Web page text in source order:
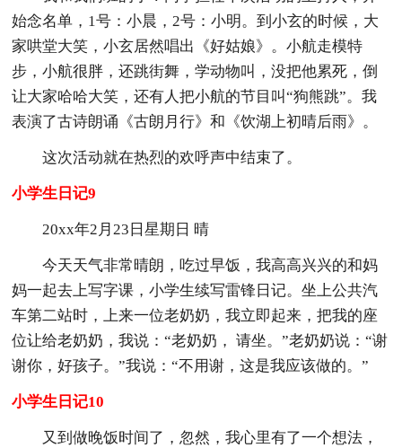
始念名单，1号：小晨，2号：小明。到小玄的时候，大
家哄堂大笑，小玄居然唱出《好姑娘》。小航走模特
步，小航很胖，还跳街舞，学动物叫，没把他累死，倒
让大家哈哈大笑，还有人把小航的节目叫“狗熊跳”。我
表演了古诗朗诵《古朗月行》和《饮湖上初晴后雨》。
这次活动就在热烈的欢呼声中结束了。
小学生日记9
20xx年2月23日星期日 晴
今天天气非常晴朗，吃过早饭，我高高兴兴的和妈
妈一起去上写字课，小学生续写雷锋日记。坐上公共汽
车第二站时，上来一位老奶奶，我立即起来，把我的座
位让给老奶奶，我说：“老奶奶， 请坐。”老奶奶说：“谢
谢你，好孩子。”我说：“不用谢，这是我应该做的。”
小学生日记10
又到做晚饭时间了，忽然，我心里有了一个想法，